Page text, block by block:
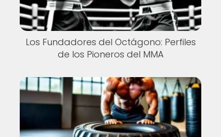
Los Fundadores del Octágono: Perfiles
de los Pioneros del MMA